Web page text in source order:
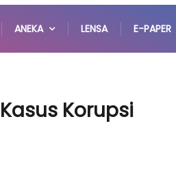
ANEKA LENSA E-PAPER
Korupsi